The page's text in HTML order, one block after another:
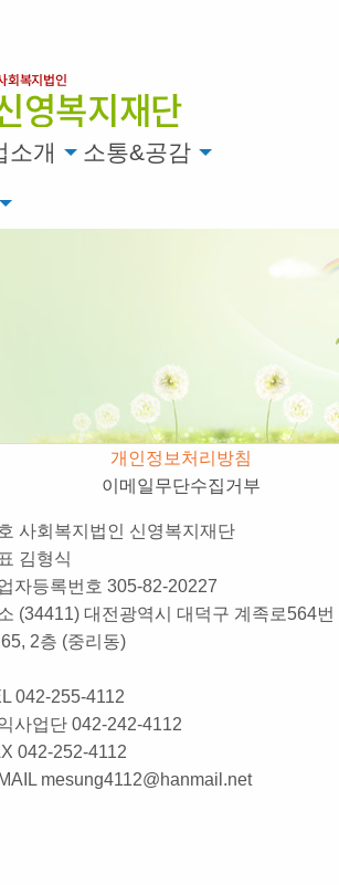
소개
소통&공감
개인정보처리방침
이메일무단수집거부
사회복지법인 신영복지재단
김형식
자등록번호 305-82-20227
(34411) 대전광역시 대덕구 계족로564번
2층 (중리동)
042-255-4112
사업단 042-242-4112
042-252-4112
mesung4112@hanmail.net